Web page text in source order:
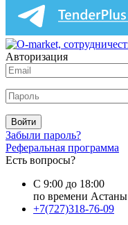
Авторизация
Войти
Забыли пароль?
Реферальная программа
Есть вопросы?
С 9:00 до 18:00
по времени Астаны
+7(727)318-76-09